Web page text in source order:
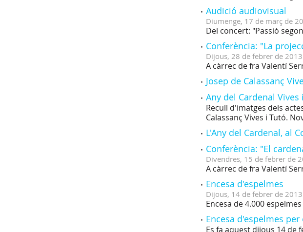
Audició audiovisual
Diumenge, 17 de març de
Del concert: "Passió
Conferència: "La
Dijous, 28 de febrer de 2013
A càrrec de fra Valentí
Josep de Calassanç
Any del Cardenal
Recull d'imatges dels
Calassanç Vives i Tutó.
L'Any del Cardenal, al
Conferència: "El
Divendres, 15 de febrer de
A càrrec de fra Valentí
Encesa d'espelmes
Dijous, 14 de febrer de 2013
Encesa de 4.000
Encesa d'espelmes
Es fa aquest dijous 14 de